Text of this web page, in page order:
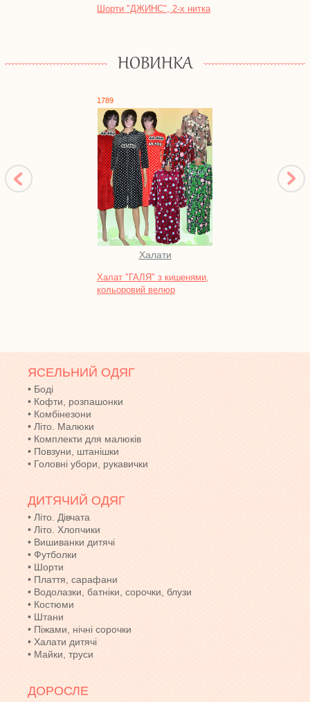
Шорти "ДЖИНС", 2-х нитка
НОВИНКА
1789
Халати
Халат "ГАЛЯ" з кишенями,
кольоровий велюр
ЯСЕЛЬНИЙ ОДЯГ
• Боді
• Кофти, розпашонки
• Комбінезони
• Літо. Малюки
• Комплекти для малюків
• Повзуни, штанішки
• Головні убори, рукавички
ДИТЯЧИЙ ОДЯГ
• Літо. Дівчата
• Літо. Хлопчики
• Вишиванки дитячі
• Футболки
• Шорти
• Плаття, сарафани
• Водолазки, батніки, сорочки, блузи
• Костюми
• Штани
• Піжами, нічні сорочки
• Халати дитячі
• Майки, труси
ДОРОСЛЕ